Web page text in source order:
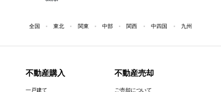
全国 東北 関東 中部 関西 中四国 九州
不動産購入
一戸建て
不動産売却
ご売却について